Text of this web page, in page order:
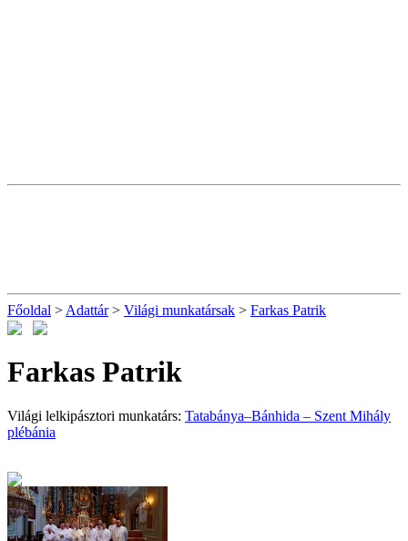
Főoldal > Adattár> Világi munkatársak > Farkas Patrik
Farkas Patrik
Világi lelkipásztori munkatárs: Tatabánya–Bánhida – Szent Mihály
plébánia